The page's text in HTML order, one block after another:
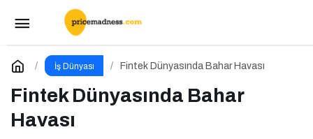
İş Dünyası Fintek Dünyasında Bahar Havası
Fintek Dünyasında Bahar
Havası
GenZ Talks: “Change the Game” – Geleceği
Tasarlayanlar Sahne Alıyor!
Yorum Yap